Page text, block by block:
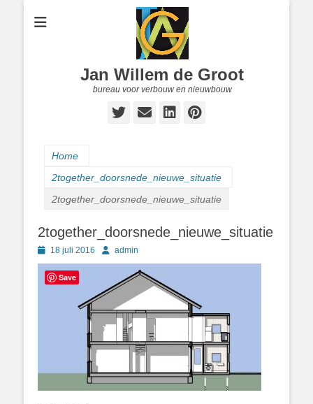
Jan Willem de Groot
bureau voor verbouw en nieuwbouw
Twitter
E-
LinkedIn
Pinterest
Home
2together_doorsnede_nieuwe_situatie
2together_doorsnede_nieuwe_situatie
2together_doorsnede_nieuwe_situatie
Geplaatst
op
18 juli 2016 Authoradmin
Save